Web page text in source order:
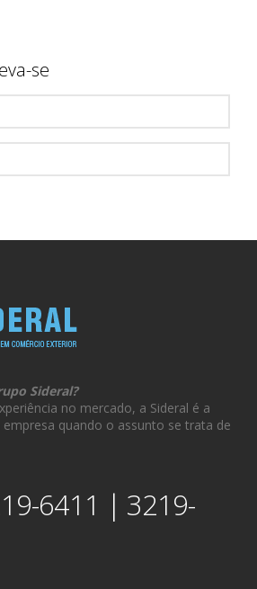
se
Sideral?
no mercado, a Sideral é a
quando o assunto se trata de
6411 | 3219-